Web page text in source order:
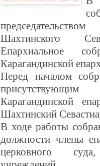
Шахтинского
Епархиальное
Карагандинской
Перед началом
Карагандинской
Шахтинский
В ходе работы
должности члены
церковного